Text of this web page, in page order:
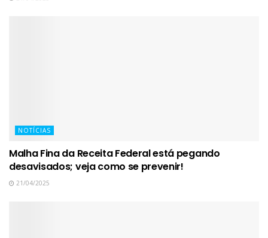
NOTÍCIAS
Malha Fina da Receita Federal está pegando
desavisados; veja como se prevenir!
21/04/2025